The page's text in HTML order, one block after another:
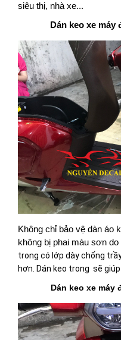
siêu thị, nhà xe...
Dán keo xe máy
Không chỉ bảo vệ dàn áo
không bị phai màu sơn
trong có lớp dày chống
hơn. Dán keo trong sẽ
Dán keo xe máy